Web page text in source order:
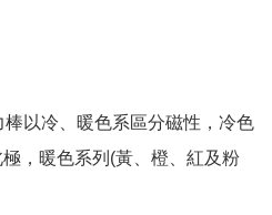
以冷、暖色系區分磁性，冷色
，暖色系列(黃、橙、紅及粉